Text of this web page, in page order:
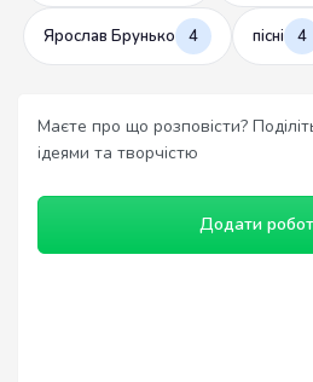
Ярослав Брунько 4 пісні 4
Маєте про що розповісти?
ідеями та творчістю
Додати